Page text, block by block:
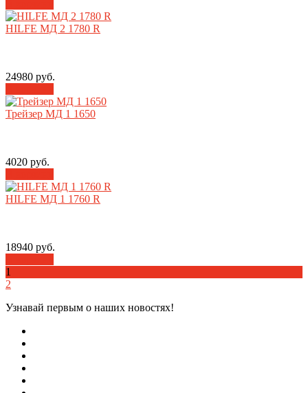
HILFE МД 2 1780 R
24980 руб.
Трейзер МД 1 1650
4020 руб.
HILFE МД 1 1760 R
18940 руб.
1
2
Узнавай первым о наших новостях!